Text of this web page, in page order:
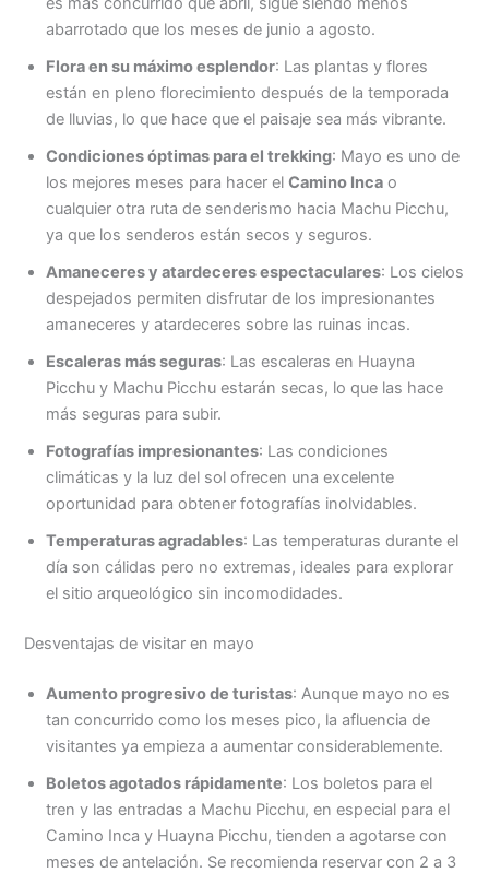
abarrotado que los meses de junio a agosto.
Flora en su máximo esplendor: Las plantas y flores
están en pleno florecimiento después de la temporada
de lluvias, lo que hace que el paisaje sea más vibrante.
Condiciones óptimas para el trekking: Mayo es uno de
los mejores meses para hacer elCamino Inca o
cualquier otra ruta de senderismo hacia Machu Picchu,
ya que los senderos están secos y seguros.
Amaneceres y atardeceres espectaculares: Los cielos
despejados permiten disfrutar de los impresionantes
amaneceres y atardeceres sobre las ruinas incas.
Escaleras más seguras: Las escaleras en Huayna
Picchu y Machu Picchu estarán secas, lo que las hace
más seguras para subir.
Fotografías impresionantes: Las condiciones
climáticas y la luz del sol ofrecen una excelente
oportunidad para obtener fotografías inolvidables.
Temperaturas agradables: Las temperaturas durante el
día son cálidas pero no extremas, ideales para explorar
el sitio arqueológico sin incomodidades.
Desventajas de visitar en mayo
Aumento progresivo de turistas: Aunque mayo no es
tan concurrido como los meses pico, la afluencia de
visitantes ya empieza a aumentar considerablemente.
Boletos agotados rápidamente: Los boletos para el
tren y las entradas a Machu Picchu, en especial para el
Camino Inca y Huayna Picchu, tienden a agotarse con
meses de antelación. Se recomienda reservar con 2 a 3